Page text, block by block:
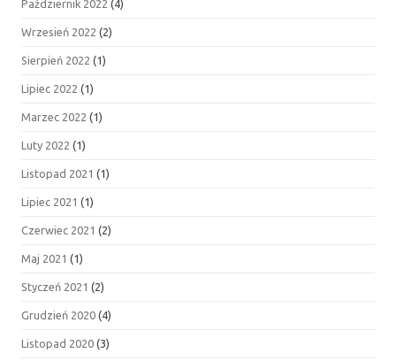
Październik 2022 (4)
Wrzesień 2022 (2)
Sierpień 2022 (1)
Lipiec 2022 (1)
Marzec 2022 (1)
Luty 2022 (1)
Listopad 2021 (1)
Lipiec 2021 (1)
Czerwiec 2021 (2)
Maj 2021 (1)
Styczeń 2021 (2)
Grudzień 2020 (4)
Listopad 2020 (3)